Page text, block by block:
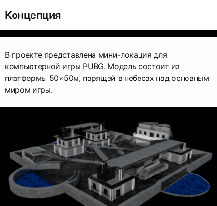
Концепция
В проекте представлена мини-локация для
компьютерной игры PUBG. Модель состоит из
платформы 50×50м, парящей в небесах над основным
миром игры.